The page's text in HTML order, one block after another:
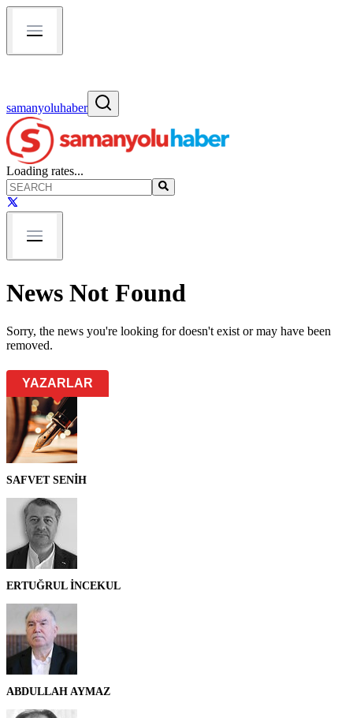
samanyoluhaber
Loading rates...
News Not Found
Sorry, the news you're looking for doesn't exist or may have been
removed.
YAZARLAR
SAFVET SENİH
ERTUĞRUL İNCEKUL
ABDULLAH AYMAZ